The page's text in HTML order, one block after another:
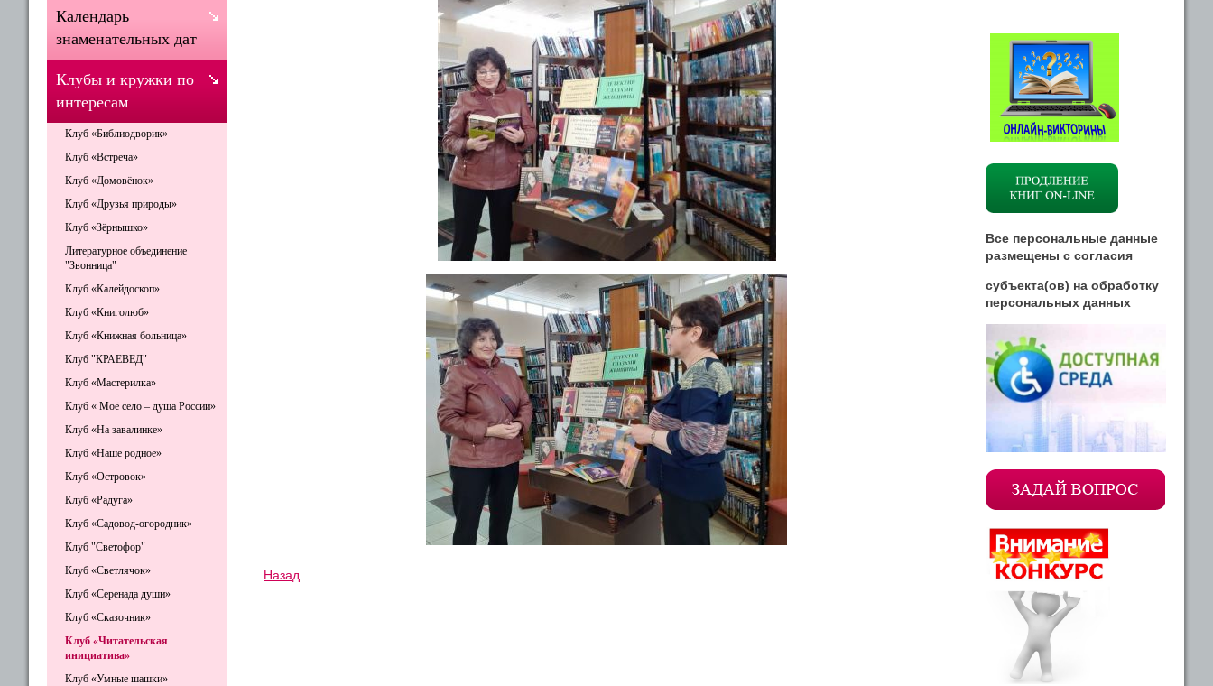
Назад
Календарь
знаменательных дат
Клубы и кружки по
интересам
Клуб «Библиодворик»
Клуб «Встреча»
Клуб «Домовёнок»
Клуб «Друзья природы»
Клуб «Зёрнышко»
Литературное объединение
"Звонница"
Клуб «Калейдоскоп»
Клуб «Книголюб»
Клуб «Книжная больница»
Клуб "КРАЕВЕД"
Клуб «Мастерилка»
Клуб « Моё село – душа России»
Клуб «На завалинке»
Клуб «Наше родное»
Клуб «Островок»
Клуб «Радуга»
Клуб «Садовод-огородник»
Клуб "Светофор"
Клуб «Светлячок»
Клуб «Серенада души»
Клуб «Сказочник»
Клуб «Читательская
инициатива»
Клуб «Умные шашки»
Все персональные данные
размещены с согласия
субъекта(ов) на обработку
персональных данных